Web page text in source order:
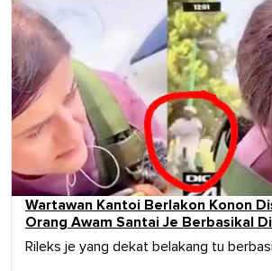
Wartawan Kantoi Berlakon Konon
Orang Awam Santai Je Berbasikal
Rileks je yang dekat belakang tu